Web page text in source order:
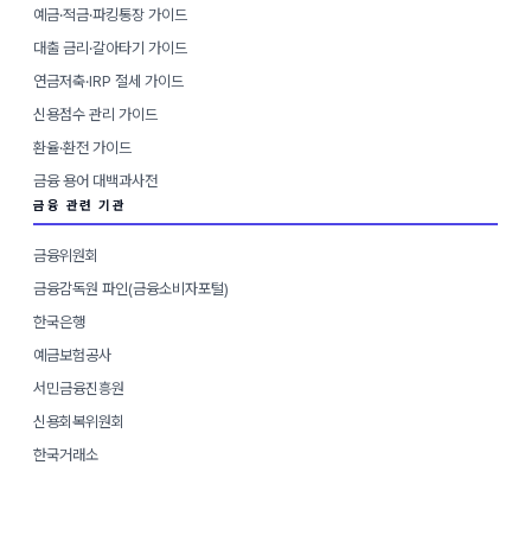
예금·적금·파킹통장 가이드
대출 금리·갈아타기 가이드
연금저축·IRP 절세 가이드
신용점수 관리 가이드
환율·환전 가이드
금융 용어 대백과사전
금융 관련 기관
금융위원회
금융감독원 파인(금융소비자포털)
한국은행
예금보험공사
서민금융진흥원
신용회복위원회
한국거래소